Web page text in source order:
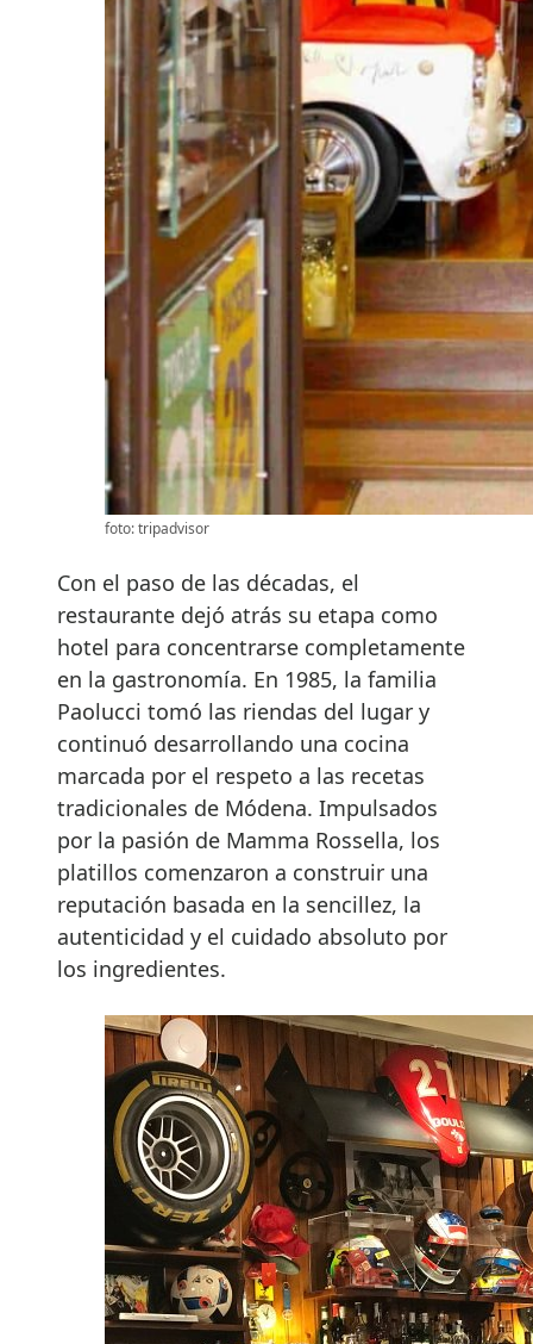
foto: tripadvisor
Con el paso de las décadas, el
restaurante dejó atrás su etapa como
hotel para concentrarse completamente
en la gastronomía. En 1985, la familia
Paolucci tomó las riendas del lugar y
continuó desarrollando una cocina
marcada por el respeto a las recetas
tradicionales de Módena. Impulsados
por la pasión de Mamma Rossella, los
platillos comenzaron a construir una
reputación basada en la sencillez, la
autenticidad y el cuidado absoluto por
los ingredientes.